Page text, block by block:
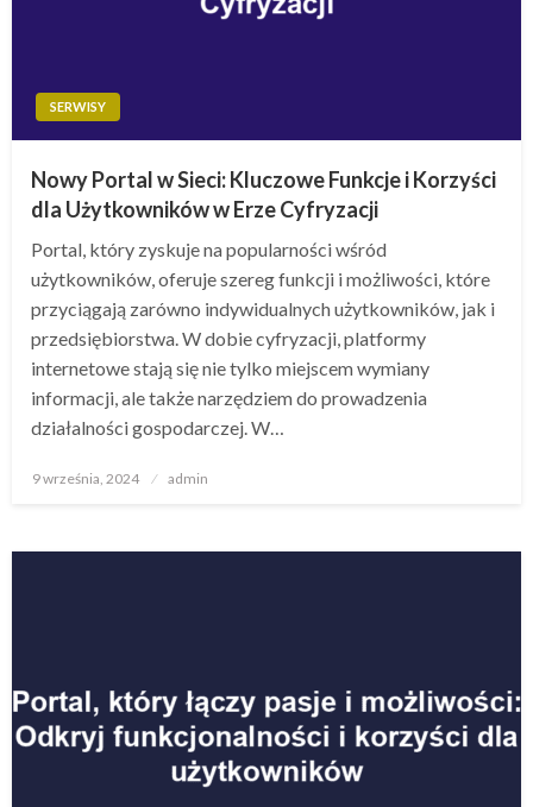
SERWISY
Nowy Portal w Sieci: Kluczowe Funkcje i Korzyści
dla Użytkowników w Erze Cyfryzacji
Portal, który zyskuje na popularności wśród
użytkowników, oferuje szereg funkcji i możliwości, które
przyciągają zarówno indywidualnych użytkowników, jak i
przedsiębiorstwa. W dobie cyfryzacji, platformy
internetowe stają się nie tylko miejscem wymiany
informacji, ale także narzędziem do prowadzenia
działalności gospodarczej. W…
Opublikowane
9 września, 2024 admin